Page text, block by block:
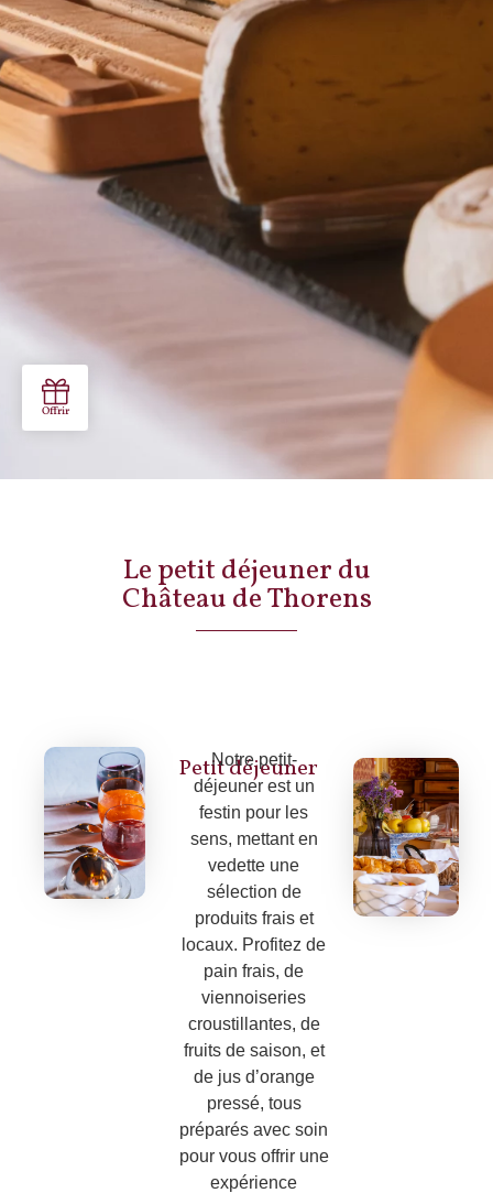
Le petit déjeuner du
Château de Thorens
Petit déjeuner
Notre petit-
déjeuner est un
festin pour les
sens, mettant en
vedette une
sélection de
produits frais et
locaux. Profitez de
pain frais, de
viennoiseries
croustillantes, de
fruits de saison, et
de jus d’orange
pressé, tous
préparés avec soin
pour vous offrir une
expérience